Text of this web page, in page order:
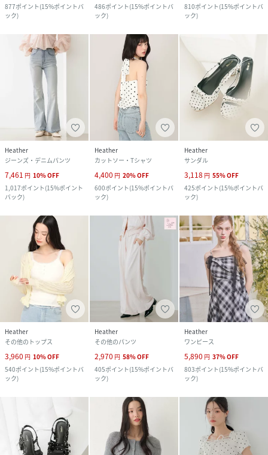
877ポイント(15%ポイントバ
ック)
486ポイント(15%ポイントバ
ック)
810ポイント(15%ポイントバ
ック)
Heather
ジーンズ・デニムパンツ
7,461 円 10%OFF
1,017ポイント(15%ポイント
バック)
Heather
カットソー・Tシャツ
4,400 円 20%OFF
600ポイント(15%ポイントバ
ック)
Heather
サンダル
3,118 円 55%OFF
425ポイント(15%ポイントバ
ック)
Heather
その他のトップス
3,960 円 10%OFF
540ポイント(15%ポイントバ
ック)
Heather
その他のパンツ
2,970 円 58%OFF
405ポイント(15%ポイントバ
ック)
Heather
ワンピース
5,890 円 37%OFF
803ポイント(15%ポイントバ
ック)